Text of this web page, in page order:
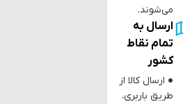
می‌شوند.
ارسال به
تمام نقاط
کشور
● ارسال کالا از
طریق باربری،